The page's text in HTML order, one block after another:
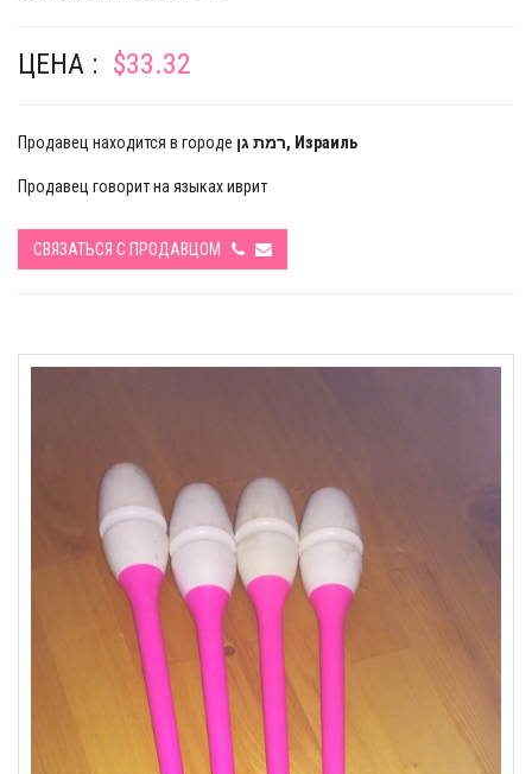
ЦЕНА : $33.32
Продавец находится в городе רמת גן, Израиль
Продавец говорит на языках иврит
СВЯЗАТЬСЯ С ПРОДАВЦОМ